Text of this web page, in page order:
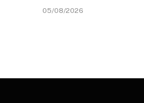
05/08/2026